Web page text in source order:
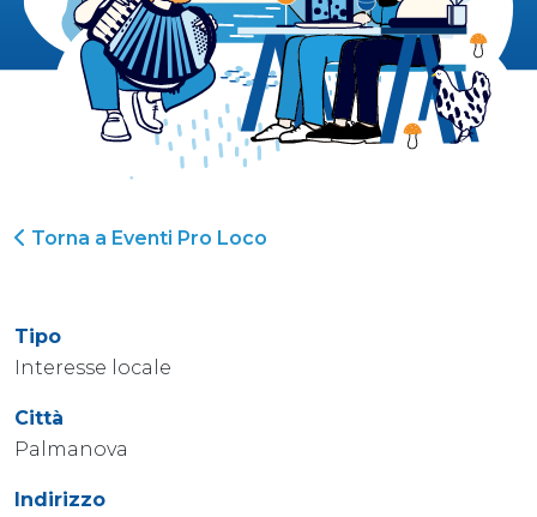
Torna a Eventi Pro Loco
Tipo
Interesse locale
Città
Palmanova
Indirizzo